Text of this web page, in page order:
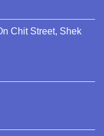
Chit Street, Shek